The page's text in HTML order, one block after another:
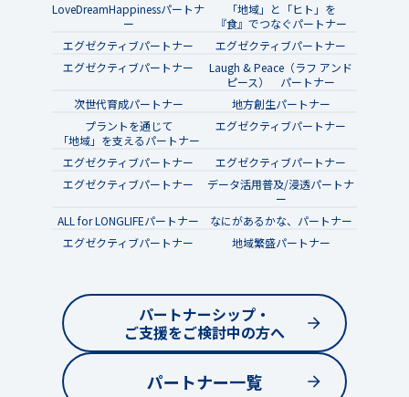
LoveDreamHappinessパートナ
ー
「地域」と「ヒト」を
『食』でつなぐパートナー
エグゼクティブパートナー
エグゼクティブパートナー
エグゼクティブパートナー
Laugh & Peace（ラフ アンド
ピース） パートナー
次世代育成パートナー
地方創生パートナー
プラントを通じて
「地域」を支えるパートナー
エグゼクティブパートナー
エグゼクティブパートナー
エグゼクティブパートナー
エグゼクティブパートナー
データ活用普及/浸透パートナ
ー
ALL for LONGLIFEパートナー
なにがあるかな、パートナー
エグゼクティブパートナー
地域繁盛パートナー
パートナーシップ・
ご支援をご検討中の方へ
パートナー一覧